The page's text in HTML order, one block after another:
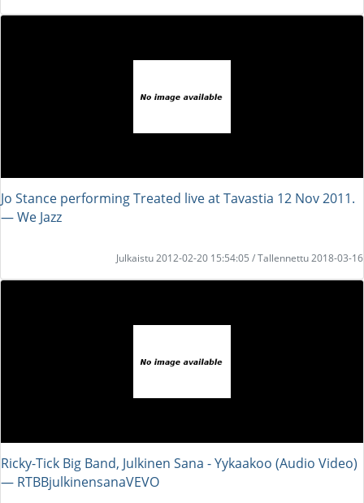
Jo Stance performing Treated live at Tavastia 12 Nov 2011.
― We Jazz
Julkaistu 2012-02-20 15:54:05 / Tallennettu 2018-03-16
Ricky-Tick Big Band, Julkinen Sana - Yykaakoo (Audio Video)
― RTBBjulkinensanaVEVO